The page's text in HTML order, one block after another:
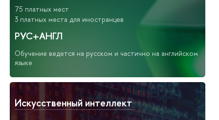
75 платных мест
3 платных места для иностранцев
РУС+АНГЛ
Обучение ведется на русском и частично на английском
языке
Искусственный интеллект